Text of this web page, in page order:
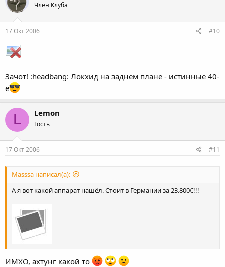
Член Клуба
17 Окт 2006 #10
Зачот! :headbang: Локхид на заднем плане - истинные 40-
е
L Lemon
Гость
17 Окт 2006 #11
Masssa написал(а):
А я вот какой аппарат нашёл. Стоит в Германии за 23.800€!!!
ИМХО, ахтунг какой то